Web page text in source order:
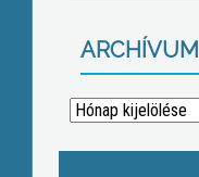
ARCHÍVUM
Archívum